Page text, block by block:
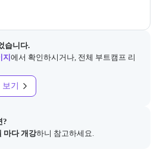
습니다.
에서 확인하시거나, 전체 부트캠프 리
기
?
마다 개강하니 참고하세요.